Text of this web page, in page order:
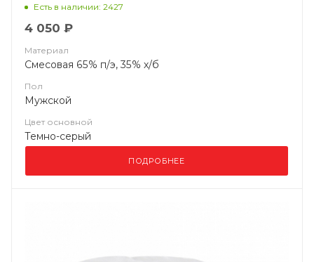
Есть в наличии: 2427
4 050 ₽
Материал
Смесовая 65% п/э, 35% х/б
Пол
Мужской
Цвет основной
Темно-серый
ПОДРОБНЕЕ